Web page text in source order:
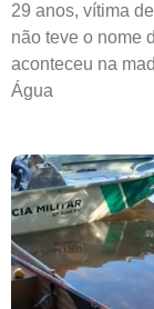
29 anos, vítima
não teve o nome
aconteceu na
Água